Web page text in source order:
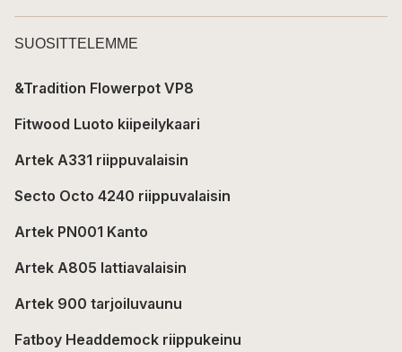
SUOSITTELEMME
&Tradition Flowerpot VP8
Fitwood Luoto kiipeilykaari
Artek A331 riippuvalaisin
Secto Octo 4240 riippuvalaisin
Artek PN001 Kanto
Artek A805 lattiavalaisin
Artek 900 tarjoiluvaunu
Fatboy Headdemock riippukeinu